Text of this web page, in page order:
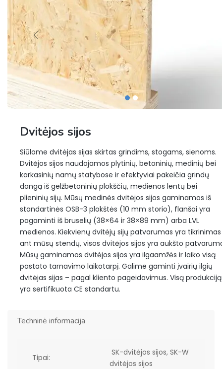
Dvitėjos sijos
Siūlome dvitėjas sijas skirtas grindims, stogams, sienoms.
Dvitėjos sijos naudojamos plytinių, betoninių, medinių bei
karkasinių namų statybose ir efektyviai pakeičia grindų
dangą iš gelžbetoninių plokščių, medienos lentų bei
plieninių sijų. Mūsų medinės dvitėjos sijos gaminamos iš
standartinės OSB-3 plokštės (10 mm storio), flanšai yra
pagaminti iš bruselių (38×64 ir 38×89 mm) arba LVL
medienos. Kiekvienų dvitėjų sijų patvarumas yra tikrinimas
ant mūsų stendų, visos dvitėjos sijos yra aukšto
Mūsų gaminamos dvitėjos sijos yra ilgaamžės ir laiko visą
pastato tarnavimo laikotarpį. Galime gaminti įvairių ilgių
dvitėjas sijas – pagal kliento pageidavimus. Visą produkciją
yra sertifikuota CE standartu.
Techninė informacija
Tipai:
SK-dvitėjos sijos, SK-W
dvitėjos sijos